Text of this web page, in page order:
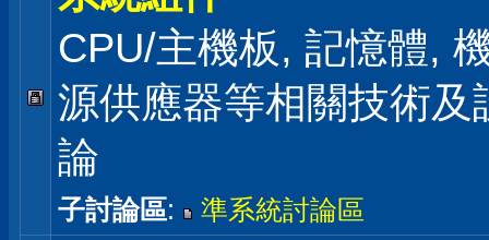
CPU/主機板, 記憶體,
源供應器等相關技術及
論
子討論區: 準系統討論區